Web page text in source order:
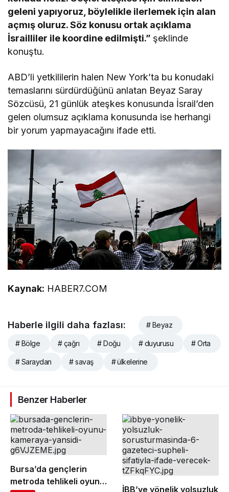
geleni yapıyoruz, böylelikle ilerlemek için alan
açmış oluruz. Söz konusu ortak açıklama
İsrailliler ile koordine edilmişti.” şeklinde
konuştu.
ABD’li yetkililerin halen New York’ta bu konudaki
temaslarını sürdürdüğünü anlatan Beyaz Saray
Sözcüsü, 21 günlük ateşkes konusunda İsrail’den
gelen olumsuz açıklama konusunda ise herhangi
bir yorum yapmayacağını ifade etti.
Kaynak: HABER7.COM
Haberle ilgili daha fazlası: # Beyaz
# Bölge # çağrı # Doğu # duyurusu # Orta
# Saraydan # savaş # ülkelerine
Benzer Haberler
Bursa’da gençlerin
metroda tehlikeli oyunu
İBB’ye yönelik yolsuzluk